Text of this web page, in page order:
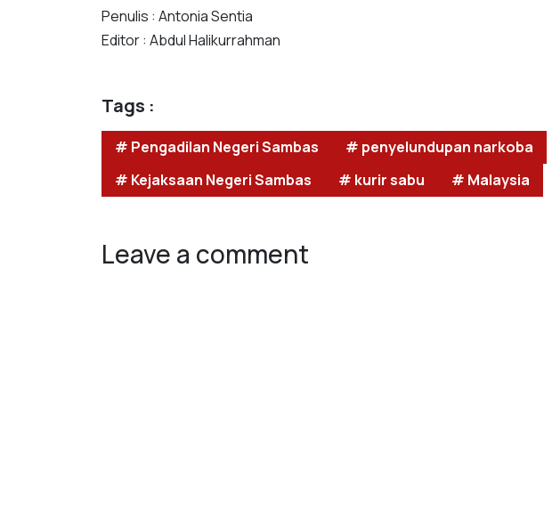
Penulis : Antonia Sentia
Editor : Abdul Halikurrahman
Tags :
# Pengadilan Negeri Sambas
# penyelundupan narkoba
# Kejaksaan Negeri Sambas
# kurir sabu # Malaysia
Leave a comment